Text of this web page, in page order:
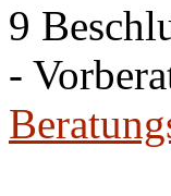
9
-